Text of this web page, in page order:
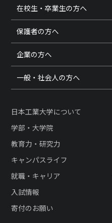
在校生・卒業生の方へ
保護者の方へ
企業の方へ
一般・社会人の方へ
日本工業大学について
学部・大学院
教育力・研究力
キャンパスライフ
就職・キャリア
入試情報
寄付のお願い